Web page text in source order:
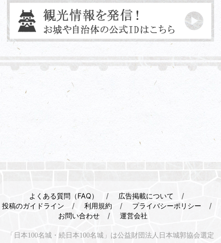
よくある質問（FAQ）
広告掲載について
投稿のガイドライン
利用規約
プライバシーポリシー
お問い合わせ
運営会社
「日本100名城・続日本100名城」は公益財団法人日本城郭協会選定